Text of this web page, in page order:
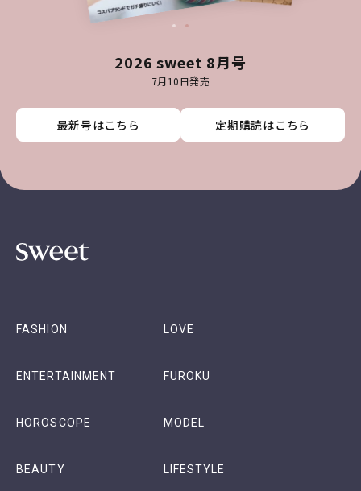
2026 sweet 8月号
7月10日発売
最新号はこちら 定期購読はこちら
最新号はこちら 定期購読はこちら
最新号はこちら 定期購読はこちら
最新号はこちら 定期購読はこちら
FASHION LOVE
ENTERTAINMENT FUROKU
HOROSCOPE MODEL
BEAUTY LIFESTYLE